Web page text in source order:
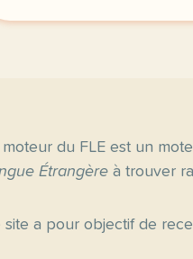
moteur du FLE est un
Étrangère à trouver
site a pour objectif de